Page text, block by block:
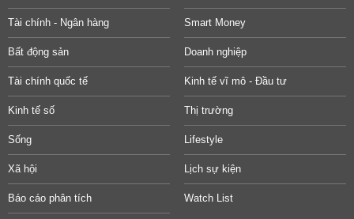
Tài chính - Ngân hàng Smart Money
Bất động sản Doanh nghiệp
Tài chính quốc tế Kinh tế vĩ mô - Đầu tư
Kinh tế số Thị trường
Sống Lifestyle
Xã hội Lịch sự kiện
Báo cáo phân tích Watch List